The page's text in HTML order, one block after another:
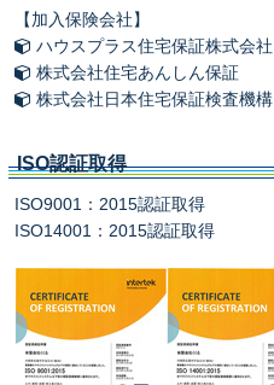
【加入保険会社】
ハウスプラス住宅保証株式会社
株式会社住宅あんしん保証
株式会社日本住宅保証検査機構
ISO認証取得
ISO9001：2015認証取得
ISO14001：2015認証取得